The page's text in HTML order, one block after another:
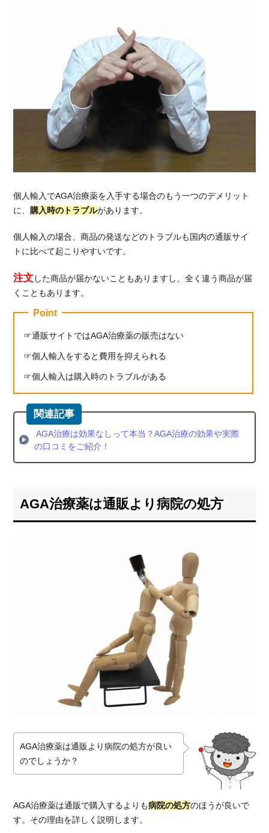
個人輸入でAGA治療薬を入手する場合のもう一つのデメリット
に、
購入時のトラブルがあります。
個人輸入の場合、商品の発送などのトラブルも国内の通販サイ
トに比べて起こりやすいです。
注文した商品が届かないこともありますし、全く違う商品が届
くこともあります。
Point
通販サイトではAGA治療薬の販売はない
個人輸入をすると費用を抑えられる
個人輸入は購入時のトラブルがある
AGA治療は効果なしって本当？AGA治療の効果や実際
の口コミをご紹介！
AGA治療薬は通販より病院の処方
AGA治療薬は通販より病院の処方が良い
のでしょうか？
AGA治療薬は通販で購入するよりも病院の処方のほうが良いで
す。その理由を詳しく説明します。